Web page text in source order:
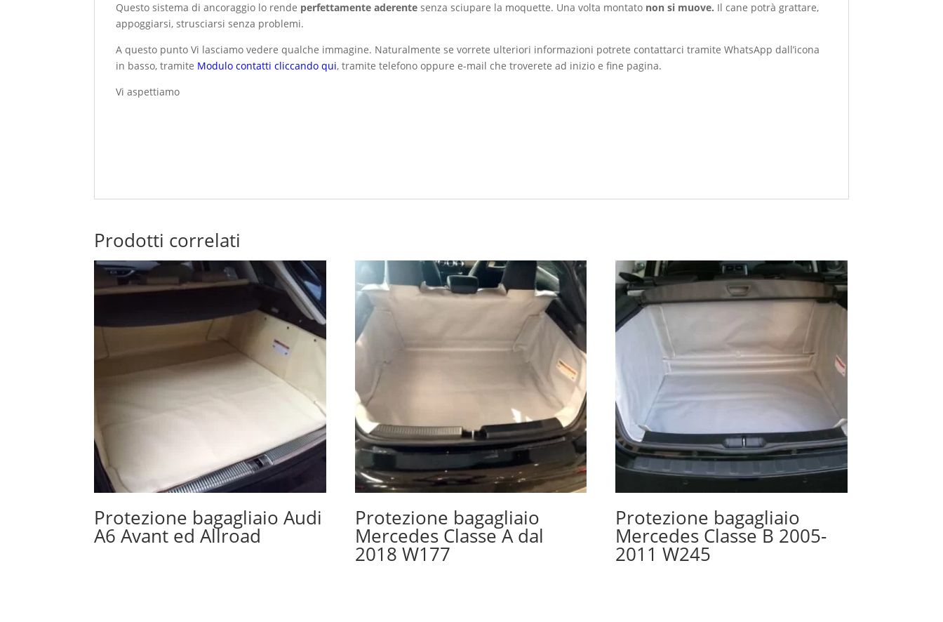
Questo sistema di ancoraggio lo rende perfettamente aderente senza sciupare la moquette. Una volta montato non si muove. Il cane potrà grattare,
appoggiarsi, strusciarsi senza problemi.
A questo punto Vi lasciamo vedere qualche immagine. Naturalmente se vorrete ulteriori informazioni potrete contattarci tramite WhatsApp dall’icona
in basso, tramite Modulo contatti cliccando qui, tramite telefono oppure e-mail che troverete ad inizio e fine pagina.
Vi aspettiamo
Prodotti correlati
Protezione bagagliaio Audi
A6 Avant ed Allroad
Protezione bagagliaio
Mercedes Classe A dal
2018 W177
Protezione bagagliaio
Mercedes Classe B 2005-
2011 W245